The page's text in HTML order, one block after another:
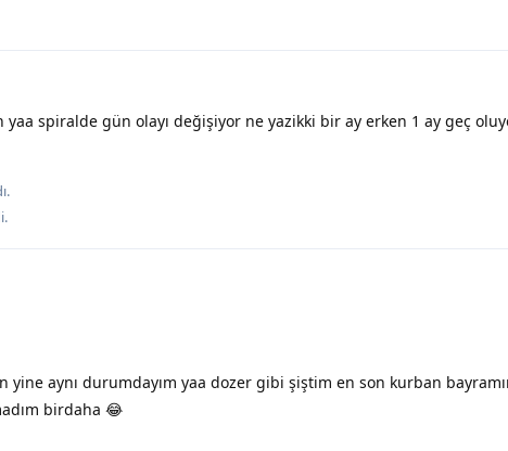
yaa spiralde gün olayı değişiyor ne yazikki bir ay erken 1 ay geç
.
yine aynı durumdayım yaa dozer gibi şiştim en son kurban
birdaha 😂